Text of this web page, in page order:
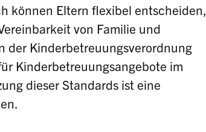
können Eltern flexibel entscheiden,
von Familie und
der Kinderbetreuungsverordnung
Kinderbetreuungsangebote im
dieser Standards ist eine